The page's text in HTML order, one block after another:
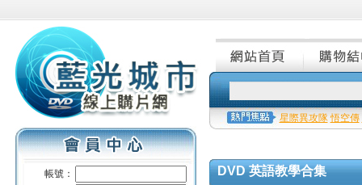
帳號：
星際異攻隊 悟空傳
DVD 英語教學合集